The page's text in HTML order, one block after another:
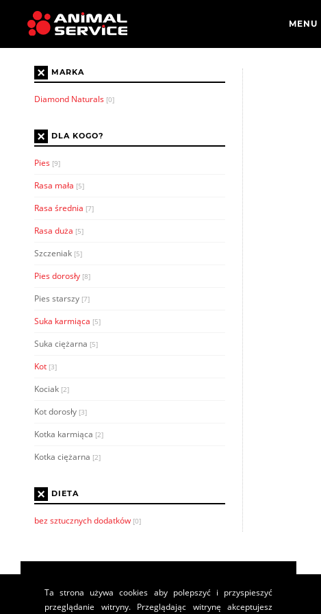
× MARKA
Diamond Naturals [0]
× DLA KOGO?
Pies [9]
Rasa mała [5]
Rasa średnia [7]
Rasa duża [5]
Szczeniak [5]
Pies dorosły [8]
Pies starszy [7]
Suka karmiąca [5]
Suka ciężarna [5]
Kot [3]
Kociak [2]
Kot dorosły [3]
Kotka karmiąca [2]
Kotka ciężarna [2]
× DIETA
bez sztucznych dodatków [0]
Ta strona używa cookies aby polepszyć i przyspieszyć
przeglądanie witryny. Przeglądając witrynę akceptujesz